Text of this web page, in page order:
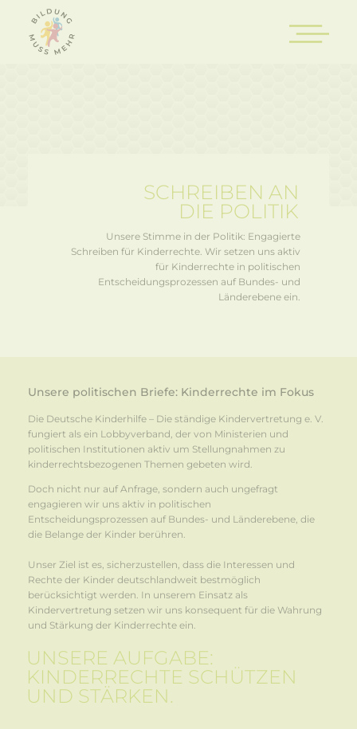
SCHREIBEN AN
DIE POLITIK
Unsere Stimme in der Politik: Engagierte
Schreiben für Kinderrechte. Wir setzen uns aktiv
für Kinderrechte in politischen
Entscheidungsprozessen auf Bundes- und
Länderebene ein.
Unsere politischen Briefe: Kinderrechte im Fokus
Die Deutsche Kinderhilfe – Die ständige Kindervertretung e. V.
fungiert als ein Lobbyverband, der von Ministerien und
politischen Institutionen aktiv um Stellungnahmen zu
kinderrechtsbezogenen Themen gebeten wird.
Doch nicht nur auf Anfrage, sondern auch ungefragt
engagieren wir uns aktiv in politischen
Entscheidungsprozessen auf Bundes- und Länderebene, die
die Belange der Kinder berühren.
Unser Ziel ist es, sicherzustellen, dass die Interessen und
Rechte der Kinder deutschlandweit bestmöglich
berücksichtigt werden. In unserem Einsatz als
Kindervertretung setzen wir uns konsequent für die Wahrung
und Stärkung der Kinderrechte ein.
UNSERE AUFGABE:
KINDERRECHTE SCHÜTZEN
UND STÄRKEN.